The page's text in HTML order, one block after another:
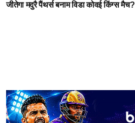
जीतेगा मदुरै पैंथर्स बनाम विडा कोवई किंग्स मैच?